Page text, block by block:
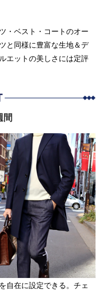
・ベスト・コートのオー
と同様に豊富な生地＆デ
エットの美しさには定評
間
自在に設定できる。チェ